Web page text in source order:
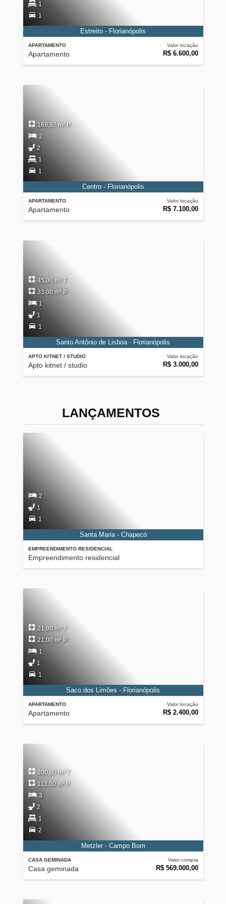
APARTAMENTO
Apartamento
Valor locação
R$ 6.600,00
1
1
Estreito - Florianópolis
APARTAMENTO
Apartamento
Valor locação
R$ 7.100,00
169,97 m² P
2
2
1
1
Centro - Florianópolis
APTO KITNET / STUDIO
Apto kitnet / studio
Valor locação
R$ 3.000,00
45,00 m² T
33,00 m² P
1
1
1
Santo Antônio de Lisboa - Florianópolis
LANÇAMENTOS
EMPREENDIMENTO RESIDENCIAL
Empreendimento residencial
2
1
1
Santa Maria - Chapecó
APARTAMENTO
Apartamento
Valor locação
R$ 2.400,00
21,00 m² T
21,00 m² P
1
1
1
Saco dos Limões - Florianópolis
CASA GEMINADA
Casa geminada
Valor compra
R$ 569.000,00
200,00 m² T
113,00 m² P
3
2
1
2
Metzler - Campo Bom